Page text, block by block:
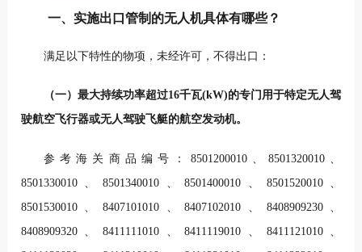
一、实施出口管制的无人机具体有哪些？
满足以下特性的物项，未经许可，不得出口：
（一）最大持续功率超过16千瓦(kW)的专门用于特定无人驾
驶航空飞行器或无人驾驶飞艇的航空发动机。
参考海关商品编号：8501200010、8501320010、
8501330010、8501340010、8501400010、8501520010、
8501530010、8407101010、8407102010、8408909230、
8408909320、8411111010、8411119010、8411121010、